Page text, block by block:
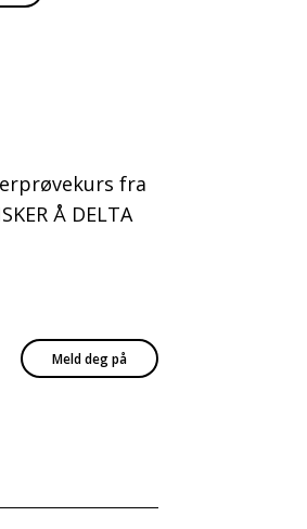
fra
Å DELTA
Meld deg på